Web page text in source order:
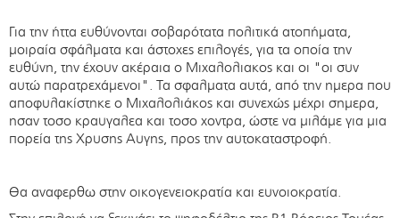
Για την ήττα ευθύνονται σοβαρότατα πολιτικά ατοπήματα,
μοιραία σφάλματα και άστοχες επιλογές, για τα οποία την
ευθύνη, την έχουν ακέραια ο Μιχαλολιακος και οι "οι συν
αυτώ παρατρεχάμενοι". Τα σφαλματα αυτά, από την ημερα που
αποφυλακίστηκε ο Μιχαλολιάκος και συνεχώς μέχρι σημερα,
ησαν τοσο κραυγαλεα και τοσο χοντρα, ώστε να μιλάμε για μια
πορεία της Χρυσης Αυγης, προς την αυτοκαταστροφή.
Θα αναφερθω στην οικογενειοκρατία και ευνοιοκρατία.